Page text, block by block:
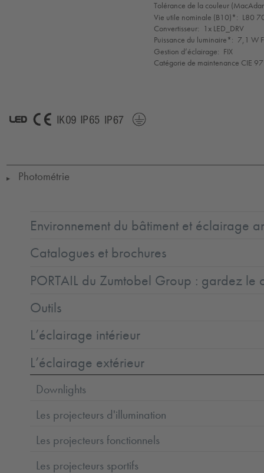
Tolérance de la couleur
Vie utile nominale (B10)*: L80
Convertisseur: 1x LED_DRV
Puissance du luminaire*: 7,1 W
Gestion d’éclairage: FIX
Catégorie de maintenance CIE
▶ Photométrie
Environnement du bâtiment et éclairage
Catalogues et brochures
PORTAIL du Zumtobel Group : gardez le
Outils
L’éclairage intérieur
L’éclairage extérieur
Downlights
Les projecteurs d'illumination
Les projecteurs fonctionnels
Les projecteurs sportifs